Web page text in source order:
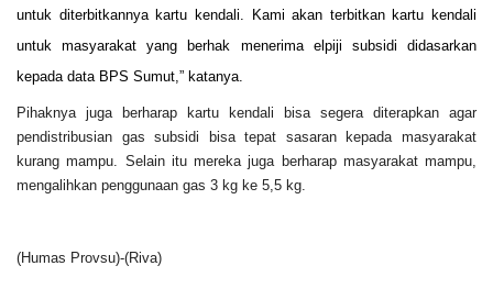
untuk diterbitkannya kartu kendali. Kami akan terbitkan kartu kendali
untuk masyarakat yang berhak menerima elpiji subsidi didasarkan
kepada data BPS Sumut,” katanya.
Pihaknya juga berharap kartu kendali bisa segera diterapkan agar
pendistribusian gas subsidi bisa tepat sasaran kepada masyarakat
kurang mampu. Selain itu mereka juga berharap masyarakat mampu,
mengalihkan penggunaan gas 3 kg ke 5,5 kg.
(Humas Provsu)-(Riva)